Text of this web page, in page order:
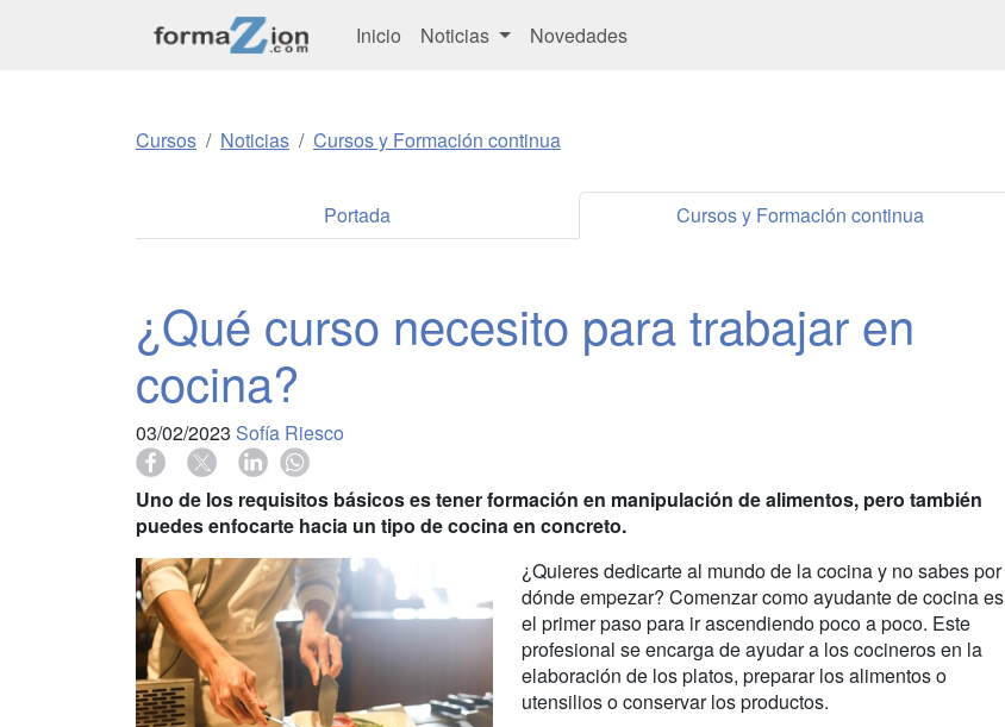
Inicio Noticias Novedades
Cursos Noticias Cursos y Formación continua
Portada Cursos y Formación continua
¿Qué curso necesito para trabajar en
cocina?
03/02/2023 Sofía Riesco
Uno de los requisitos básicos es tener formación en manipulación de alimentos, pero también
puedes enfocarte hacia un tipo de cocina en concreto.
¿Quieres dedicarte al mundo de la cocina y no sabes por
dónde empezar? Comenzar como ayudante de cocina es
el primer paso para ir ascendiendo poco a poco. Este
profesional se encarga de ayudar a los cocineros en la
elaboración de los platos, preparar los alimentos o
utensilios o conservar los productos.